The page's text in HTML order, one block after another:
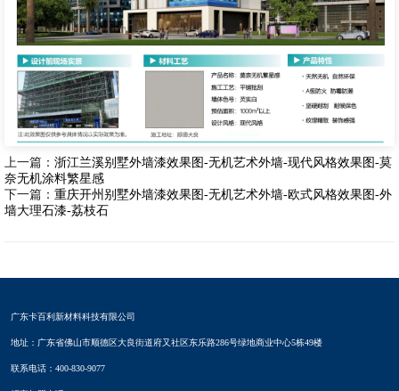
上一篇： 浙江兰溪别墅外墙漆效果图-无机艺术外墙-现代风格效果图-莫
奈无机涂料繁星感
下一篇： 重庆开州别墅外墙漆效果图-无机艺术外墙-欧式风格效果图-外
墙大理石漆-荔枝石
广东卡百利新材料科技有限公司
地址：广东省佛山市顺德区大良街道府又社区东乐路286号绿地商业中心5栋49楼
联系电话：400-830-9077